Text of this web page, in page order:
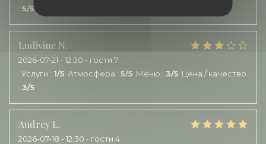
: 5/5
Ludivine N
2026-07-21 - 12:30 - гости 7
Услуги : 1/5 Атмосфера : 5/5 Меню : 3/5 Цена / качество
: 3/5
Audrey L
2026-07-18 - 12:30 - гости 4